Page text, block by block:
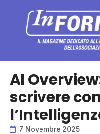
AI
scrivere
7 Novembre 2025